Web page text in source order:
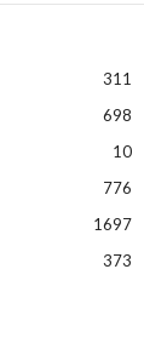
311
698
10
776
1697
373